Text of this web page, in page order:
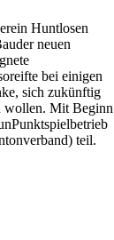
Huntlosen
neuen
bei einigen
sich zukünftig
wollen. Mit Beginn
teil.